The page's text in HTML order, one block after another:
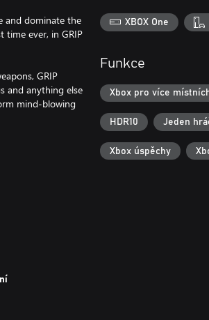
and dominate the
time ever, in GRIP
GRIP
and anything else
mind-blowing
XBOX One
Funkce
Xbox pro více
HDR10 Jeden
Xbox úspěchy